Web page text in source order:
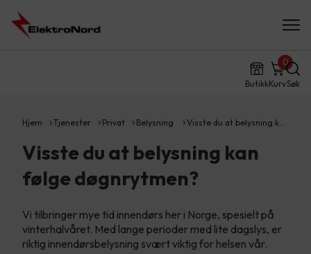
ButikkKurv
0
Søk
Hjem Tjenester Privat Belysning Visste du at belysning k…
Visste du at belysning kan
følge døgnrytmen?
Vi tilbringer mye tid innendørs her i Norge, spesielt på
vinterhalvåret. Med lange perioder med lite dagslys, er
riktig innendørsbelysning svært viktig for helsen vår.